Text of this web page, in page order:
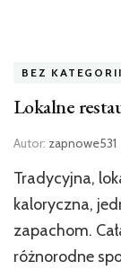
BEZ KATEGORII
Lokalne
Autor: zapnowe531
Tradycyjna,
kaloryczna,
zapachom.
różnorodne